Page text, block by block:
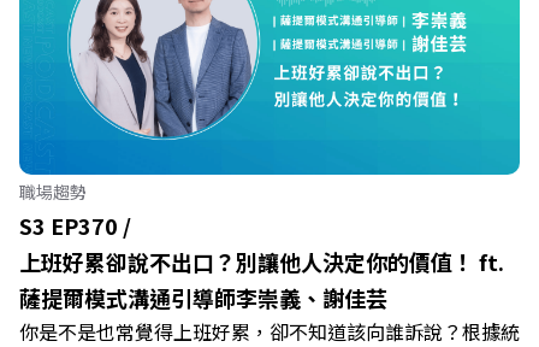
運動便利店」？ 🔺運動如何落實最貼心的「女性專屬、零
壓力」空間？ 🔺對抗肌少症、預防高齡化！驚豔醫學界的
「社會處方」 🔺超高加盟成功率！為無數女性圓夢的「女
力互助與微型創業平台」 主持人／遠見雜誌副社長兼遠見
智庫總編輯 李建興 與談人／可爾姿Curves台灣執行長 林宏
遠 +++++ 🫧清除腦袋的盲點，也順手理清生活的雜亂。 點
開看質感養成術>> https://gvmkt.pse.is/9al3px ✨關注
《遠見》更多的社群： LINE：https://reurl.cc/A4ELQp
IG：https://bit.ly/3AjBWNV YT：https://bit.ly/38jNi9k
Powered by Firstory Hosting
職場趨勢
S3 EP370 /
上班好累卻說不出口？別讓他人決定你的價值！ ft.
薩提爾模式溝通引導師李崇義、謝佳芸
你是不是也常覺得上班好累，卻不知道該向誰訴說？根據統